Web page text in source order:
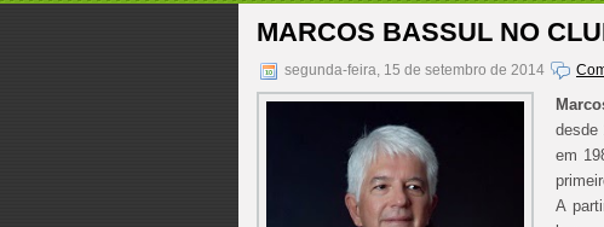
MARCOS BASSUL NO
segunda-feira, 15 de setembro de 2014
desde
em
A